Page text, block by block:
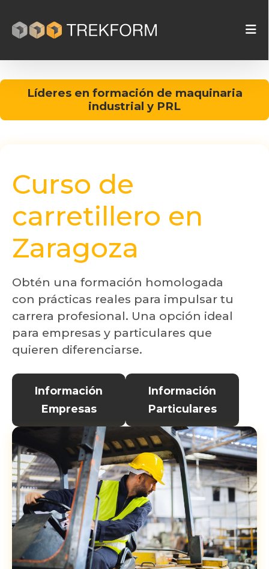
Líderes en formación de maquinaria
industrial y PRL
Curso de
carretillero en
Zaragoza
Obtén una formación homologada
con prácticas reales para impulsar tu
carrera profesional. Una opción ideal
para empresas y particulares que
quieren diferenciarse.
Información
Empresas
Información
Particulares